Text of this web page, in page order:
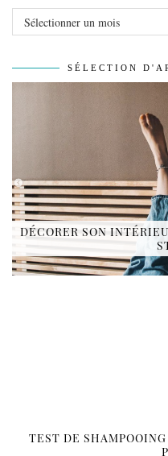
SÉLECTION
DÉCORER SON
TEST DE